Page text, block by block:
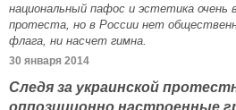
национальный пафос и эстетика очень
протеста, но в России нет
флага, ни насчет гимна.
30 января 2014
Следя за украинской
оппозиционно настроенные